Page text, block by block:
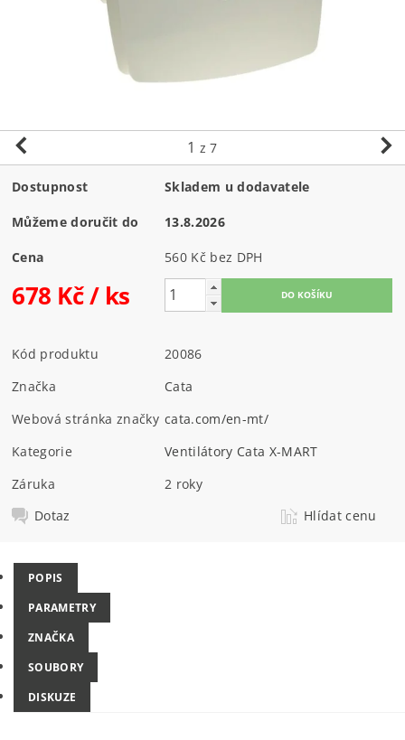
1 z 7
Dostupnost Skladem u dodavatele
Můžeme doručit do 13.8.2026
Cena 560 Kč bez DPH
678 Kč/ ks
Kód produktu
20086
Značka
Cata
Webová stránka značky cata.com/en-mt/
Kategorie
Ventilátory Cata X-MART
Záruka
2 roky
Dotaz
Hlídat cenu
POPIS
PARAMETRY
ZNAČKA
SOUBORY
DISKUZE